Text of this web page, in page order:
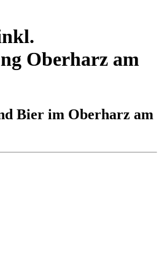
Oberharz am
Bier im Oberharz am